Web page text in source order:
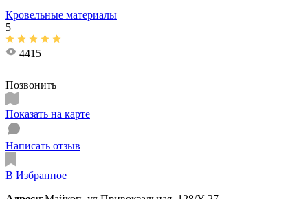
Кровельные материалы
5
4415
Позвонить
Показать на карте
Написать отзыв
В Избранное